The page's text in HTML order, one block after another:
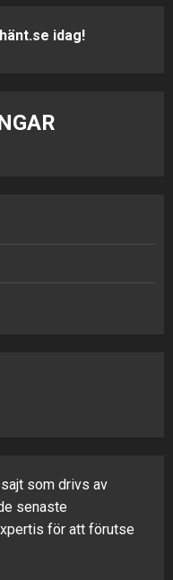
idag!
som drivs av
senaste
för att förutse